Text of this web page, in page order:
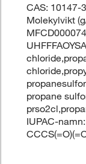
CAS: 10147-
Molekylvikt
propane
IUPAC-